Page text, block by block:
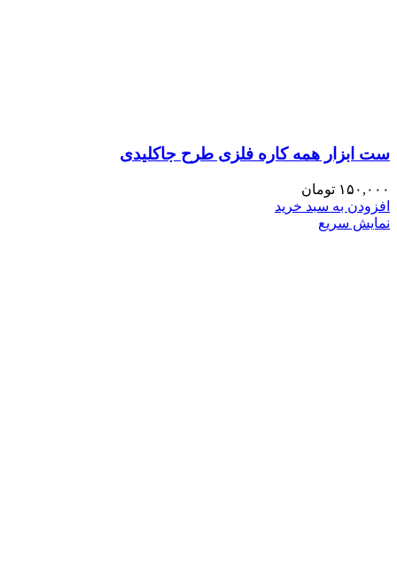
ست ابزار همه کاره فلزی طرح جاکلیدی
۱۵۰,۰۰۰ تومان
افزودن به سبد خرید
نمایش سریع